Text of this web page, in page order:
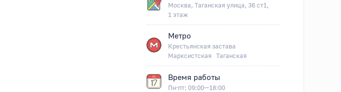
Москва, Таганская улица, 36 ст1,
1 этаж
Метро
Крестьянская застава
Марксистская
Таганская
Время работы
Пн-пт: 09:00—18:00